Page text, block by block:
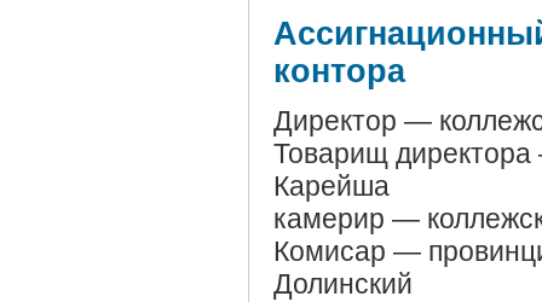
контора
Директор —
Товарищ
Карейша
камерир —
Комисар —
Долинский